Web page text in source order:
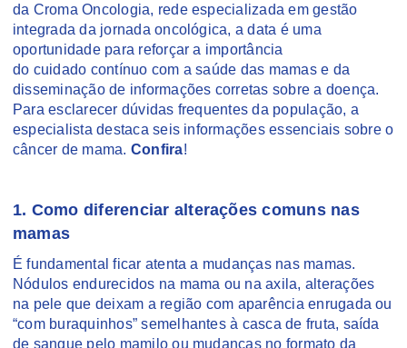
da Croma Oncologia, rede especializada em gestão
integrada da jornada oncológica, a data é uma
oportunidade para reforçar a importância
do cuidado contínuo com a saúde das mamas e da
disseminação de informações corretas sobre a doença.
Para esclarecer dúvidas frequentes da população, a
especialista destaca seis informações essenciais sobre o
câncer de mama. Confira!
1. Como diferenciar alterações comuns nas
mamas
É fundamental ficar atenta a mudanças nas mamas.
Nódulos endurecidos na mama ou na axila, alterações
na pele que deixam a região com aparência enrugada ou
“com buraquinhos” semelhantes à casca de fruta, saída
de sangue pelo mamilo ou mudanças no formato da